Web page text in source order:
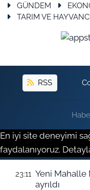
GÜNDEM
TARIM VE
RSS
En iyi site deneyimi
faydalanıyoruz.
23:11 Yeni Mahalle
ayrıldı